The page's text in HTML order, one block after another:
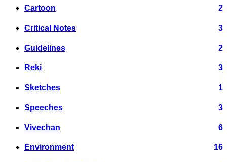
Cartoon 2
Critical Notes 3
Guidelines 2
Reki 3
Sketches 1
Speeches 3
Vivechan 6
Environment 16